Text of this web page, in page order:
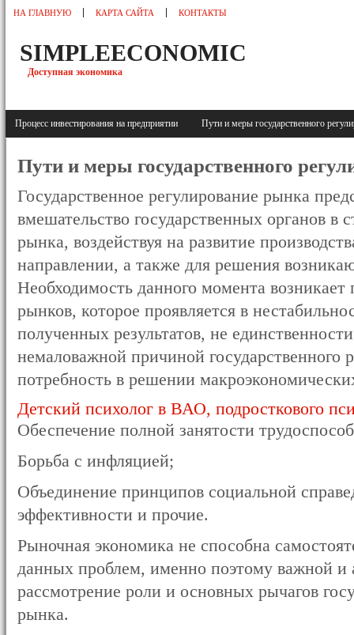
НА ГЛАВНУЮ КАРТА САЙТА КОНТАКТЫ
SIMPLEECONOMIC
Доступная экономика
Процесс инвестирования на предприятии Пути и меры государственного
Пути и меры государственного
Государственное регулирование рынка
вмешательство государственных органов в
рынка, воздействуя на развитие
направлении, а также для решения
Необходимость данного момента
рынков, которое проявляется в
полученных результатов, не
немаловажной причиной государственного
потребность в решении
Детский психолог в ВАО, подросткового
Обеспечение полной занятости
Борьба с инфляцией;
Объединение принципов социальной
эффективности и прочие.
Рыночная экономика не способна
данных проблем, именно поэтому важной и
рассмотрение роли и основных рычагов
рынка.